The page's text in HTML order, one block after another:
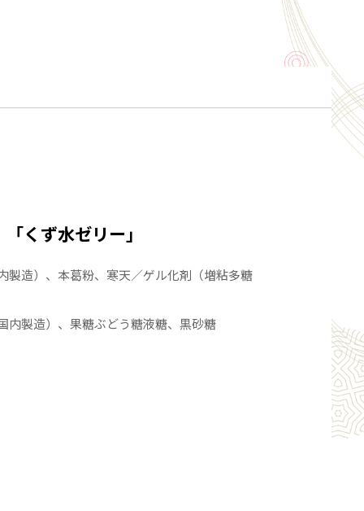
多糖類）,乳化剤,加工澱粉,香料,（一部に乳成分・
（国内製造）、本葛粉、寒天／ゲル化剤（増粘多
「くず水ゼリー」
製造）、本葛粉、寒天／ゲル化剤（増粘多糖
内製造）、果糖ぶどう糖液糖、黒砂糖